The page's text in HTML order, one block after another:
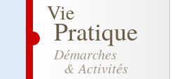
Vie
Pratique
Démarches
& Activités